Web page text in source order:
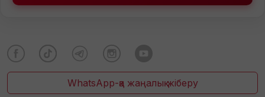
WhatsApp-қа жаңалық жіберу